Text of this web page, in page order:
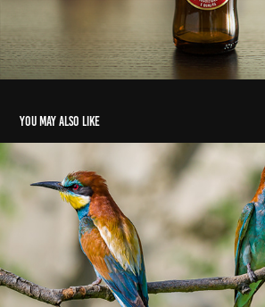
You may also like
The bee eater - Il Gruccione
2016